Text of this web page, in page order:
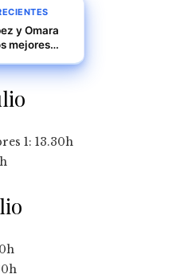
y Omara
mejores
Caribe en
1: 13.30h